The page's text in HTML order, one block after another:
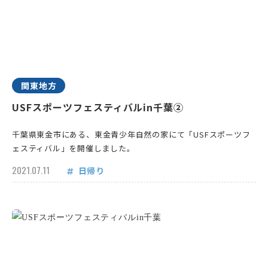
関東地方
USFスポーツフェスティバルin千葉②
千葉県東金市にある、東金青少年自然の家にて「USFスポーツフ
ェスティバル」を開催しました。
2021.07.11 日帰り